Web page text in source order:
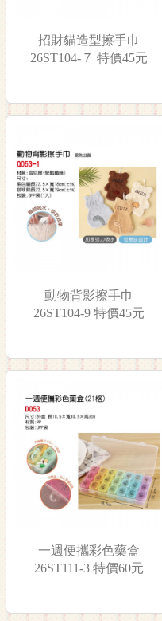
招財貓造型擦手巾
26ST104-７ 特價45元
動物背影擦手巾
26ST104-9 特價45元
一週便攜彩色藥盒
26ST111-3 特價60元